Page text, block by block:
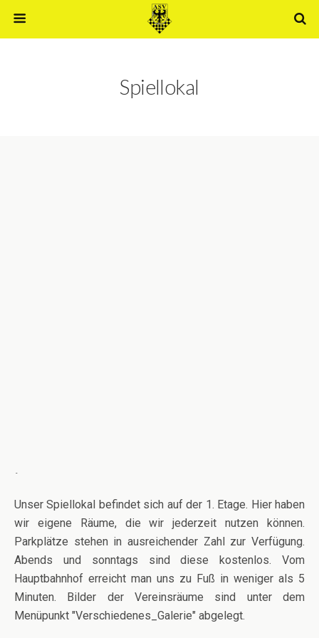
Spiellokal
-
Unser Spiellokal befindet sich auf der 1. Etage. Hier haben
wir eigene Räume, die wir jederzeit nutzen können.
Parkplätze stehen in ausreichender Zahl zur Verfügung.
Abends und sonntags sind diese kostenlos. Vom
Hauptbahnhof erreicht man uns zu Fuß in weniger als 5
Minuten. Bilder der Vereinsräume sind unter dem
Menüpunkt "Verschiedenes_Galerie" abgelegt.